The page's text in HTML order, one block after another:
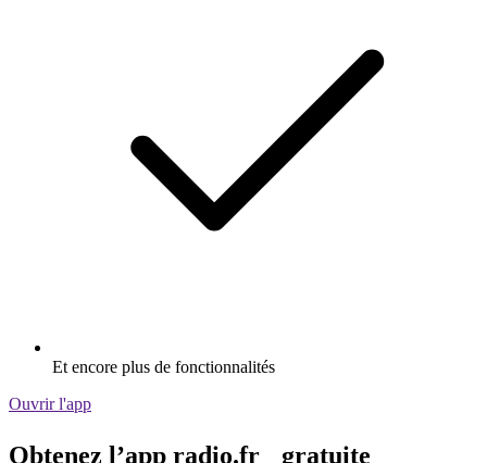
Et encore plus de fonctionnalités
Ouvrir l'app
Obtenez l’app radio.fr gratuite